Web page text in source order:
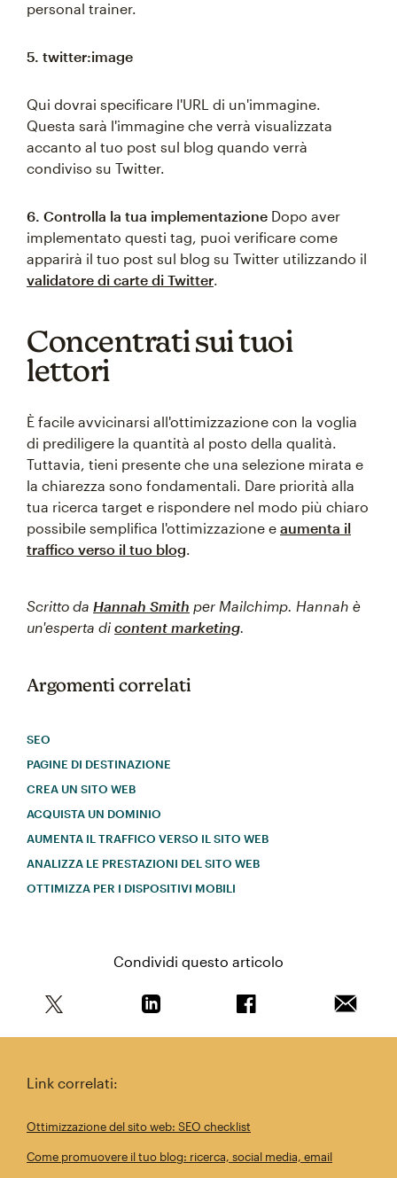
personal trainer.
5. twitter:image
Qui dovrai specificare l'URL di un'immagine.
Questa sarà l'immagine che verrà visualizzata
accanto al tuo post sul blog quando verrà
condiviso su Twitter.
6. Controlla la tua implementazione Dopo aver
implementato questi tag, puoi verificare come
apparirà il tuo post sul blog su Twitter utilizzando il
validatore di carte di Twitter.
Concentrati sui tuoi
lettori
È facile avvicinarsi all'ottimizzazione con la voglia
di prediligere la quantità al posto della qualità.
Tuttavia, tieni presente che una selezione mirata e
la chiarezza sono fondamentali. Dare priorità alla
tua ricerca target e rispondere nel modo più chiaro
possibile semplifica l'ottimizzazione e aumenta il
traffico verso il tuo blog.
Scritto da Hannah Smith per Mailchimp. Hannah è
un'esperta di content marketing.
Argomenti correlati
SEO
PAGINE DI DESTINAZIONE
CREA UN SITO WEB
ACQUISTA UN DOMINIO
AUMENTA IL TRAFFICO VERSO IL SITO WEB
ANALIZZA LE PRESTAZIONI DEL SITO WEB
OTTIMIZZA PER I DISPOSITIVI MOBILI
Condividi questo articolo
Link correlati:
Ottimizzazione del sito web: SEO checklist
Come promuovere il tuo blog: ricerca, social media, email